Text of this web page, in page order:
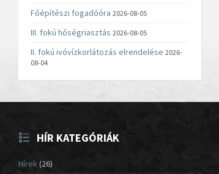
Főépítészi fogadóóra 2026-08-05
III. fokú hőségriasztás 2026-08-05
II. fokú ivóvízkorlátozás elrendelése 2026-
08-04
HÍR KATEGÓRIÁK
Hírek (26)